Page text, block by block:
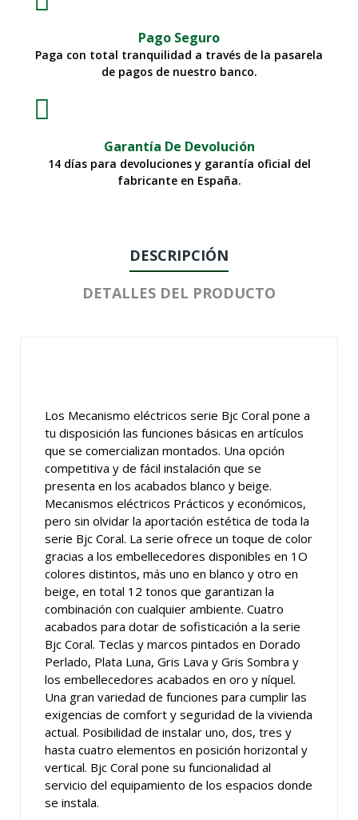
Pago Seguro
Paga con total tranquilidad a través de la pasarela
de pagos de nuestro banco.
Garantía De Devolución
14 días para devoluciones y garantía oficial del
fabricante en España.
DESCRIPCIÓN
DETALLES DEL PRODUCTO
Los Mecanismo eléctricos serie Bjc Coral pone a
tu disposición las funciones básicas en artículos
que se comercializan montados. Una opción
competitiva y de fácil instalación que se
presenta en los acabados blanco y beige.
Mecanismos eléctricos Prácticos y económicos,
pero sin olvidar la aportación estética de toda la
serie Bjc Coral. La serie ofrece un toque de color
gracias a los embellecedores disponibles en 1O
colores distintos, más uno en blanco y otro en
beige, en total 12 tonos que garantizan la
combinación con cualquier ambiente. Cuatro
acabados para dotar de sofisticación a la serie
Bjc Coral. Teclas y marcos pintados en Dorado
Perlado, Plata Luna, Gris Lava y Gris Sombra y
los embellecedores acabados en oro y níquel.
Una gran variedad de funciones para cumplir las
exigencias de comfort y seguridad de la vivienda
actual. Posibilidad de instalar uno, dos, tres y
hasta cuatro elementos en posición horizontal y
vertical. Bjc Coral pone su funcionalidad al
servicio del equipamiento de los espacios donde
se instala.